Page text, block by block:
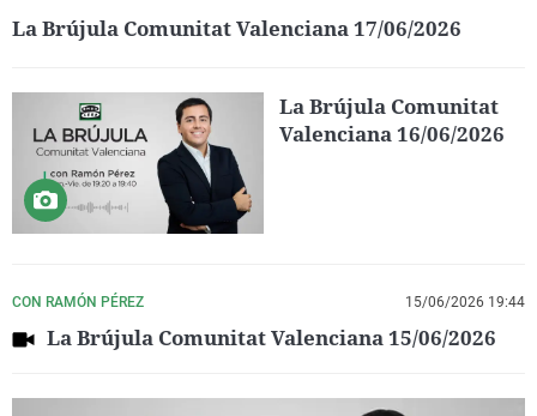
La Brújula Comunitat Valenciana 17/06/2026
La Brújula Comunitat
Valenciana 16/06/2026
CON RAMÓN PÉREZ 15/06/2026 19:44
La Brújula Comunitat Valenciana 15/06/2026